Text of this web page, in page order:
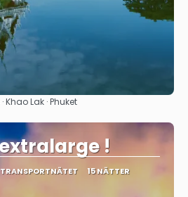
Se
Khao Lak · Phuket
!
15 NÄTTER